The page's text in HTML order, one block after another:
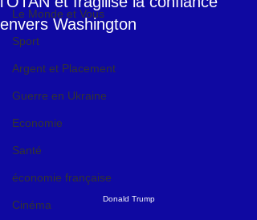
Le Monde et Vous
Sport
Argent et Placement
Guerre en Ukraine
Economie
Santé
économie française
Cinéma
envers Washington
Donald Trump